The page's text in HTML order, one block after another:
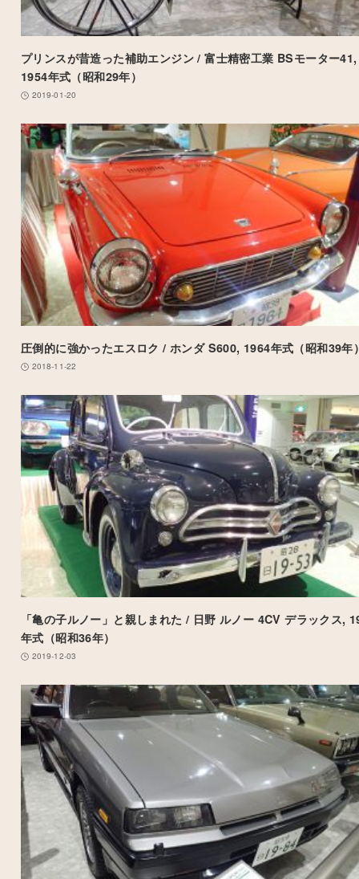
プリンスが昔造った補助エンジン / 富士精密工業 BSモーター41,
1954年式（昭和29年）
2019-01-20
圧倒的に強かったエスロク / ホンダ S600, 1964年式（昭和39年
2018-11-22
「亀の子ルノー」と親しまれた / 日野 ルノー 4CV デラックス,
年式（昭和36年）
2019-12-03